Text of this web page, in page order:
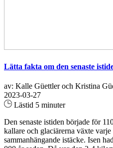
Lätta fakta om den senaste
av: Kalle Güettler och Kristina
2023-03-27
Lästid 5 minuter
Den senaste istiden började för
kallare och glaciärerna växte
sammanhängande istäcke. Isen